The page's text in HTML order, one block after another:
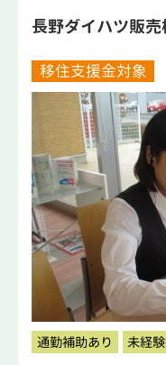
長野ダイハツ販
移住支援金対象
通勤補助あり 未経